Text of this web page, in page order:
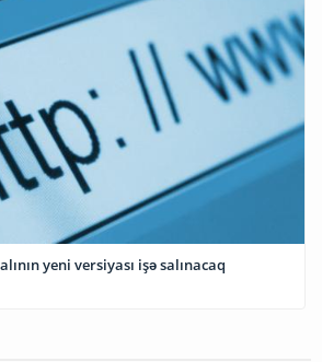
yeni versiyası işə salınacaq